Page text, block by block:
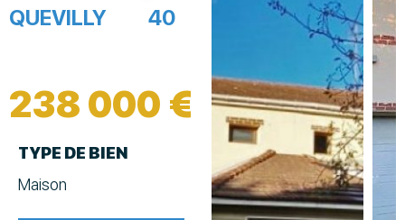
QUEVILLY
40
238 000 €
TYPE DE BIEN
Maison